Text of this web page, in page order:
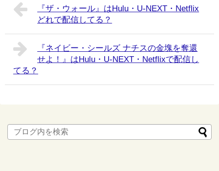
『ザ・ウォール』はHulu・U-NEXT・Netflix
どれで配信してる？
『ネイビー・シールズ ナチスの金塊を奪還
せよ！』はHulu・U-NEXT・Netflixで配信し
てる？